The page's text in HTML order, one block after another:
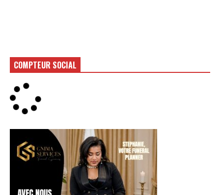
COMPTEUR SOCIAL